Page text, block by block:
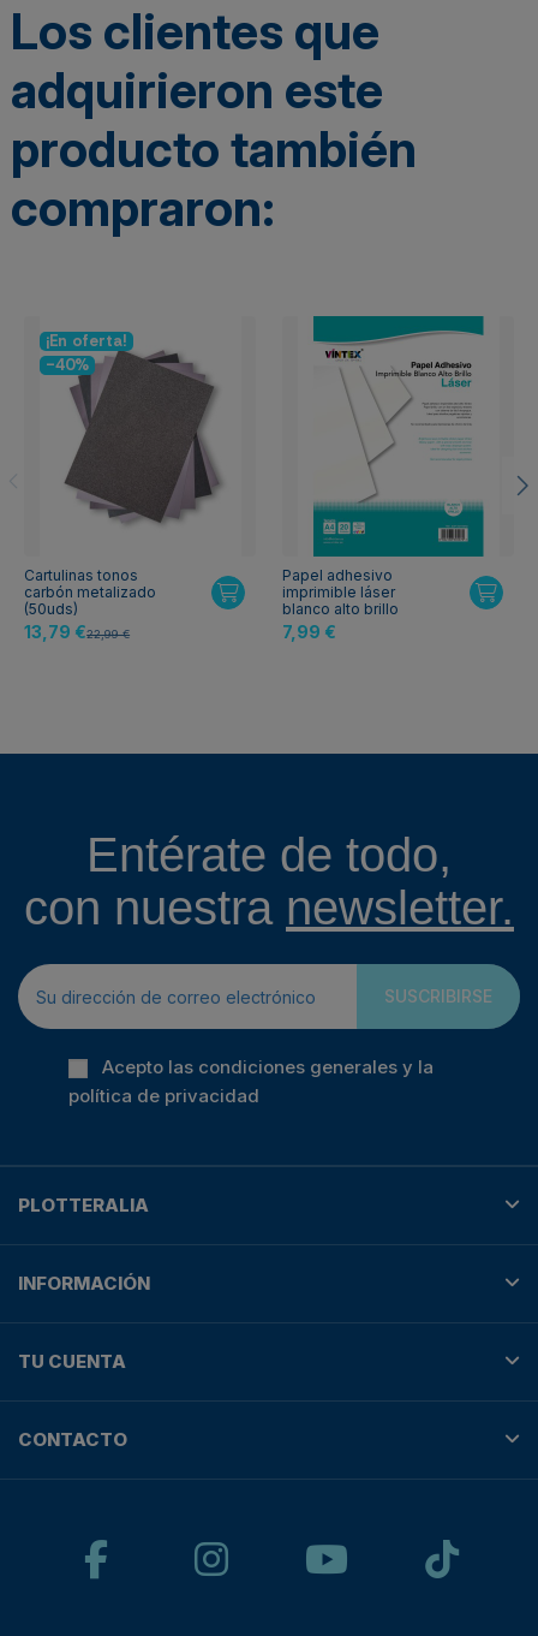
Los clientes que
adquirieron este
producto también
compraron:
¡En oferta!
-40%
Cartulinas tonos
carbón metalizado
(50uds)
13,79 €22,99 €
Papel adhesivo
imprimible láser
blanco alto brillo
7,99 €
Entérate de todo,
con nuestra newsletter.
SUSCRIBIRSE
Acepto las condiciones generales y la
política de privacidad
PLOTTERALIA
INFORMACIÓN
TU CUENTA
CONTACTO